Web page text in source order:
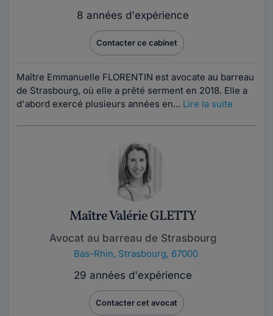
8 années d'expérience
Contacter ce cabinet
Maître Emmanuelle FLORENTIN est avocate au barreau
de Strasbourg, où elle a prêté serment en 2018. Elle a
d'abord exercé plusieurs années en... Lire la suite
Maître Valérie GLETTY
Avocat au barreau de Strasbourg
Bas-Rhin, Strasbourg, 67000
29 années d'expérience
Contacter cet avocat